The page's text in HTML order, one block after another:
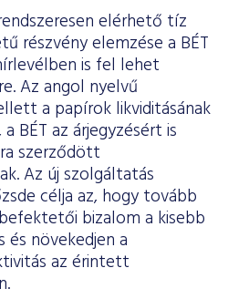
elérhető tíz
részvény elemzése a BÉT
is fel lehet
Az angol nyelvű
a papírok likviditásának
BÉT az árjegyzésért is
szerződött
Az új szolgáltatás
célja az, hogy tovább
bizalom a kisebb
és növekedjen a
az érintett